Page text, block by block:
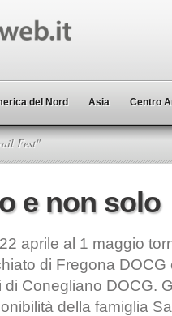
del Nord Asia Centro
Fest"
e non solo
aprile al 1 maggio
di Fregona DOCG
di Conegliano DOCG.
della famiglia